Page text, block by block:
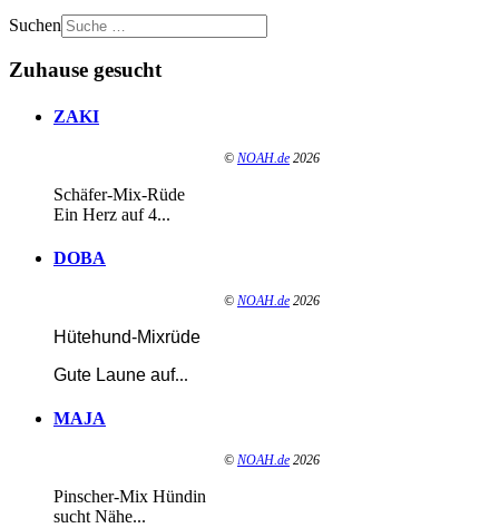
Suchen
Zuhause gesucht
ZAKI
© NOAH.de 2026
Schäfer-Mix-Rüde
Ein Herz auf 4...
DOBA
© NOAH.de 2026
Hütehund-Mixrüde
Gute Laune auf...
MAJA
© NOAH.de 2026
Pinscher-Mix Hündin
sucht Nähe...